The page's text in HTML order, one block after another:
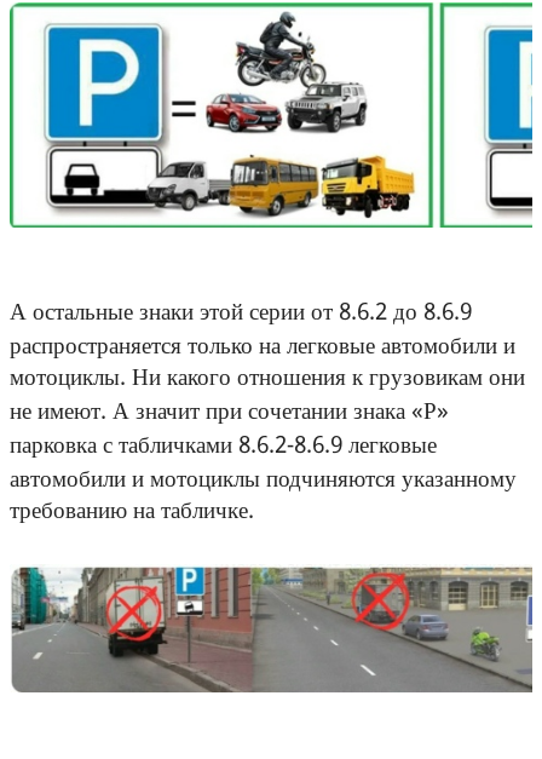
А остальные знаки этой серии от 8.6.2 до 8.6.9
распространяется только на легковые автомобили и
мотоциклы. Ни какого отношения к грузовикам они
не имеют. А значит при сочетании знака «Р»
парковка с табличками 8.6.2-8.6.9 легковые
автомобили и мотоциклы подчиняются указанному
требованию на табличке.